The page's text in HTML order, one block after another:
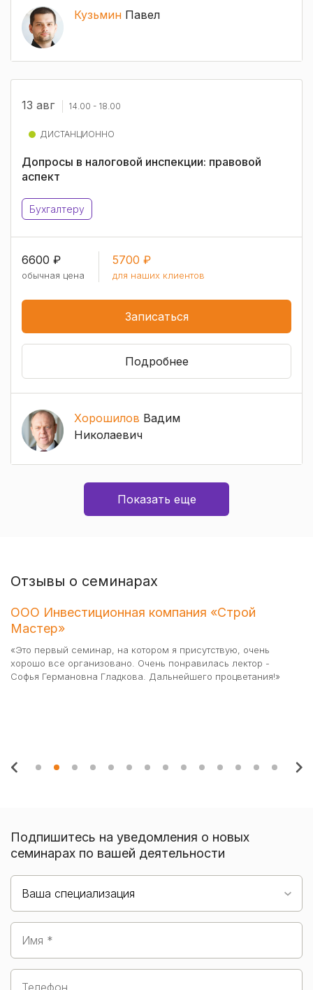
Кузьмин Павел
13 авг 14.00 - 18.00
ДИСТАНЦИОННО
Допросы в налоговой инспекции: правовой
аспект
Бухгалтеру
6600 ₽
обычная цена
5700 ₽
для наших клиентов
Записаться
Подробнее
Хорошилов Вадим
Николаевич
Показать еще
Отзывы о семинарах
ООО Инвестиционная компания «Строй
Мастер»
«Это первый семинар, на котором я присутствую, очень
хорошо все организовано. Очень понравилась лектор -
Софья Германовна Гладкова. Дальнейшего процветания!»
Подпишитесь на уведомления о новых
семинарах по вашей деятельности
Ваша специализация